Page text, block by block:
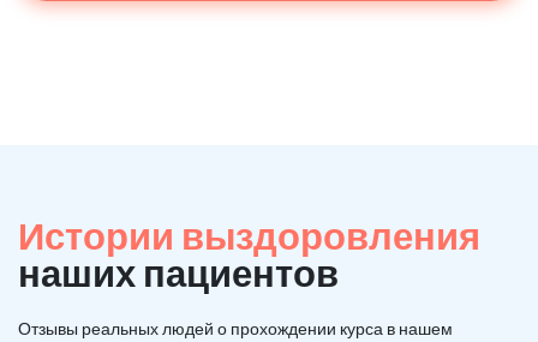
Истории выздоровления
наших пациентов
Отзывы реальных людей о прохождении курса в нашем